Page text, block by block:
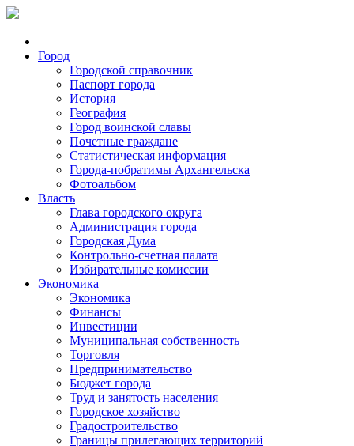
Город
Городской справочник
Паспорт города
История
География
Город воинской славы
Почетные граждане
Статистическая информация
Города-побратимы Архангельска
Фотоальбом
Власть
Глава городского округа
Администрация города
Городская Дума
Контрольно-счетная палата
Избирательные комиссии
Экономика
Экономика
Финансы
Инвестиции
Муниципальная собственность
Торговля
Предпринимательство
Бюджет города
Труд и занятость населения
Городское хозяйство
Градостроительство
Границы прилегающих территорий